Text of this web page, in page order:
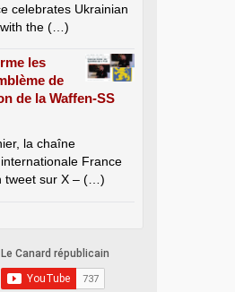
celebrates Ukrainian
the (…)
les
de
de la Waffen-SS
la chaîne
France
tweet sur X – (…)